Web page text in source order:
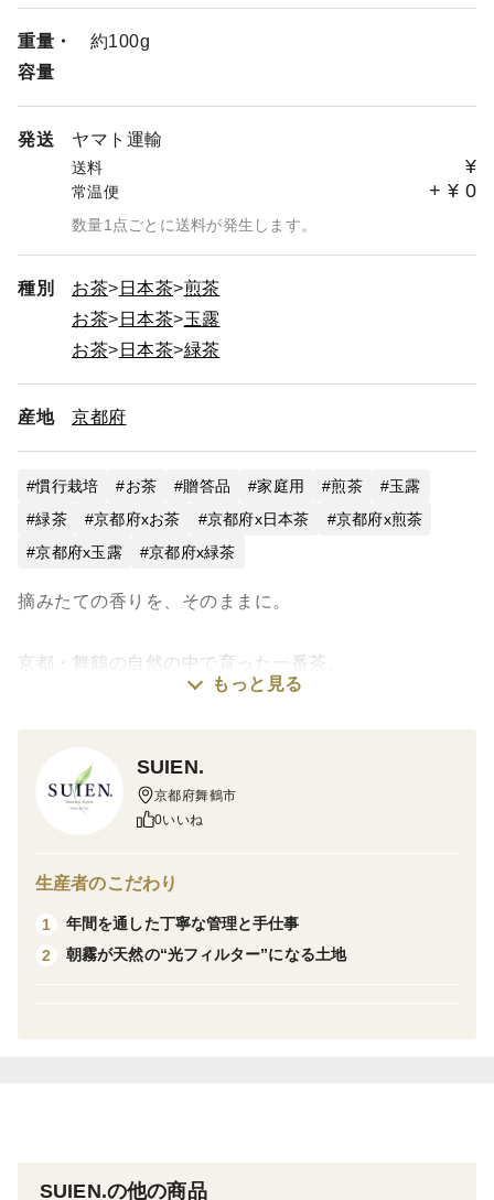
重量・
容量
約100g
発送 ヤマト運輸
送料 ¥
常温便 + ¥ 0
数量1点ごとに送料が発生します。
種別 お茶 日本茶 煎茶
お茶
日本茶
玉露
お茶
日本茶 緑茶
産地 京都府
慣行栽培 お茶 贈答品 家庭用 煎茶
玉露
緑茶
京都府xお茶 京都府x日本茶
京都府x煎茶
京都府x玉露
京都府x緑茶
摘みたての香りを、そのままに。
京都・舞鶴の自然の中で育った一番茶。
朝霧に包まれ、ゆっくりと旨みを蓄えた茶葉を、
玉露は、濃厚な旨みと甘み、だしのような深いコク。
煎茶は、澄んだ香りとすっきりとした味わい。
だけます。
・煎茶：3g程度の茶葉を70℃前後で1分抽出
もっと見る
SUIEN.
京都府舞鶴市
0いいね
生産者のこだわり
1
年間を通した丁寧な管理と手仕事
2
朝霧が天然の“光フィルター”になる土地
SUIEN.の他の商品